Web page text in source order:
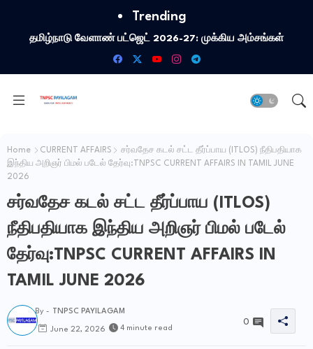
Trending
தமிழ்நாடு வேளாண் பட்ஜெட் 2026-27: முக்கிய அம்சங்கள்
Home CURRENT AFFAIRS
சர்வதேச கடல் சட்ட தீர்ப்பாய (ITLOS) நீதிபதியாக
இந்திய அறிஞர் பிமல் படேல் தேர்வு:TNPSC CURRENT AFFAIRS IN TAMIL JUNE
2026
சர்வதேச கடல் சட்ட தீர்ப்பாய (ITLOS)
நீதிபதியாக இந்திய அறிஞர் பிமல் படேல்
தேர்வு:TNPSC CURRENT AFFAIRS IN
TAMIL JUNE 2026
By - TNPSC PAYILAGAM
June 22, 2026 4 minute read
0